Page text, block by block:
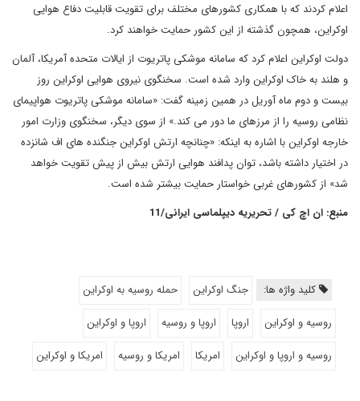
اعلام کردند که با همکاری کشورهای مختلف برای تقویت قابلیت دفاع هوایی
اوکراین، همچون گذشته از این کشور حمایت خواهند کرد.
دولت اوکراین اعلام کرد که سامانه موشکی پاتریوت از ایالات متحده آمریکا، آلمان
و هلند به خاک اوکراین وارد شده است. سخنگوی نیروی هوایی اوکراین روز
بیست و دوم ماه آوریل در همین زمینه گفت: «سامانه موشکی پاتریوت هواپیمای
نظامی روسیه را از مرزهای ما دور می کند.»‌ از سوی دیگر، سخنگوی وزارت امور
خارجه اوکراین با اشاره به اینکه: «چنانچه ارتش اوکراین جنگنده های اف شانزده
در اختیار داشته باشد، توان پدافند هوایی ارتش بیش از پیش تقویت خواهد
شد» از کشورهای غربی‌ خواستار حمایت بیشتر شده است.
منبع: ان اچ کی / تحریریه دیپلماسی ایرانی/11
کلید واژه ها: جنگ اوکراین
حمله روسیه به اوکراین
روسیه و اوکراین
اروپا اروپا و روسیه
اروپا و اوکراین
روسیه و اروپا و اوکراین
امریکا امریکا و روسیه امریکا و اوکراین